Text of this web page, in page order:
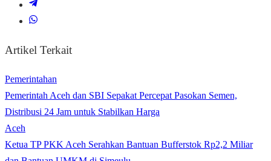
Artikel Terkait
Pemerintahan
Pemerintah Aceh dan SBI Sepakat Percepat Pasokan Semen,
Distribusi 24 Jam untuk Stabilkan Harga
Aceh
Ketua TP PKK Aceh Serahkan Bantuan Bufferstok Rp2,2 Miliar